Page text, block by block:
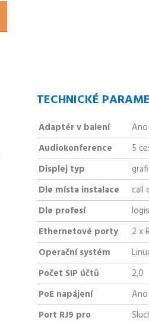
TECHNICKÉ
Adaptér v balení
Ano
Audiokonference
5
Displej typ
Dle místa instalace
call
Dle profesí
Ethernetové porty
2 x
Operační systém
Počet SIP účtů
2,0
PoE napájení
Ano
Port RJ9 pro